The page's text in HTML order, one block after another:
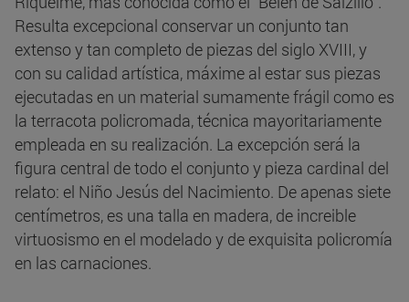
Resulta excepcional conservar un conjunto tan
extenso y tan completo de piezas del siglo XVIII, y
con su calidad artística, máxime al estar sus piezas
ejecutadas en un material sumamente frágil como es
la terracota policromada, técnica mayoritariamente
empleada en su realización. La excepción será la
figura central de todo el conjunto y pieza cardinal del
relato: el Niño Jesús del Nacimiento. De apenas siete
centímetros, es una talla en madera, de increible
virtuosismo en el modelado y de exquisita policromía
en las carnaciones.